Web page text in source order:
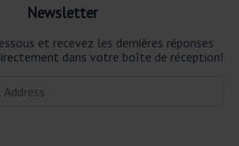
Newsletter
et recevez les dernières réponses
dans votre boîte de réception!